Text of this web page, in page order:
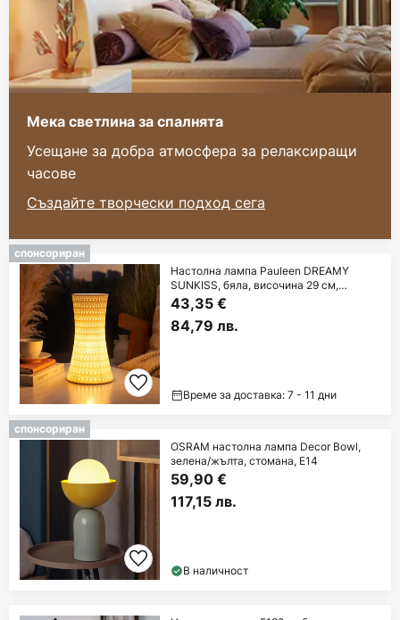
Мека светлина за спалнята
Усещане за добра атмосфера за релаксиращи
часове
Създайте творчески подход сега
спонсориран
Настолна лампа Pauleen DREAMY
SUNKISS, бяла, височина 29 см,
порцелан
43,35 €
84,79 лв.
Време за доставка: 7 - 11 дни
спонсориран
OSRAM настолна лампа Decor Bowl,
зелена/жълта, стомана, E14
59,90 €
117,15 лв.
В наличност